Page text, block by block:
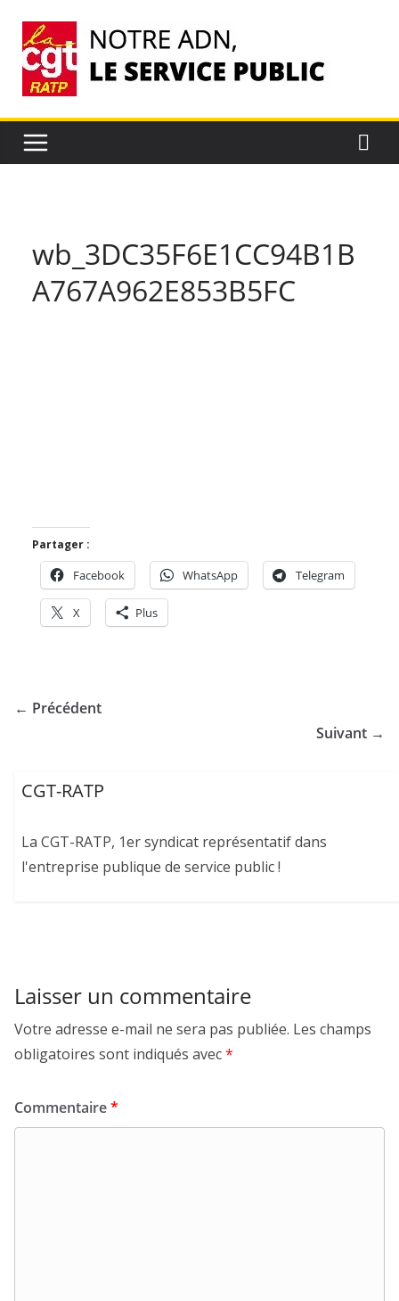
contenu
wb_3DC35F6E1CC94B1B
A767A962E853B5FC
Partager :
Facebook WhatsApp Telegram
X Plus
← Précédent
Suivant →
CGT-RATP
La CGT-RATP, 1er syndicat représentatif dans
l'entreprise publique de service public !
Laisser un commentaire
Votre adresse e-mail ne sera pas publiée. Les champs
obligatoires sont indiqués avec*
Commentaire*